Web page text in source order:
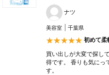
ナツ
美容室 千葉県
初めて柔
買い出しが大変で探し
得です。 香りも気にっ
す。